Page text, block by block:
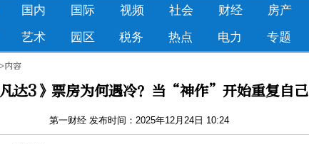
>内容
凡达3》票房为何遇冷？当“神作”开始重复自己
第一财经 发布时间：2025年12月24日 10:24